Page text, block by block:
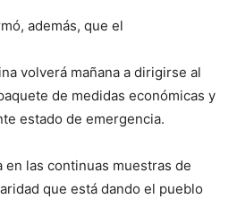
además, que el
volverá mañana a dirigirse al
de medidas económicas y
estado de emergencia.
en las continuas muestras de
que está dando el pueblo